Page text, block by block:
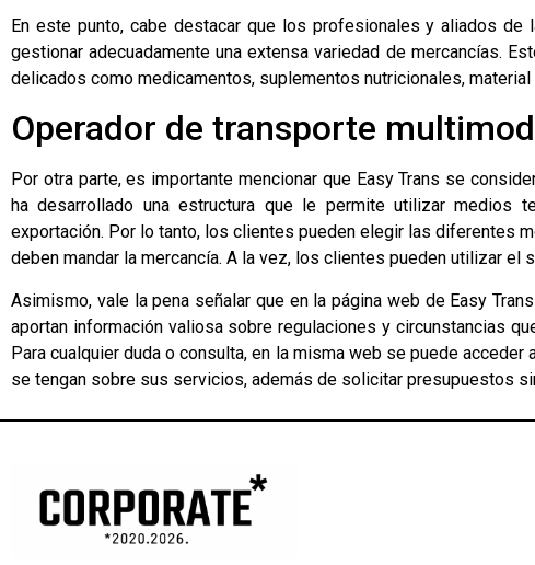
En este punto, cabe destacar que los profesionales y aliados de
gestionar adecuadamente una extensa variedad de mercancías.
delicados como medicamentos, suplementos nutricionales,
Operador de transporte
Por otra parte, es importante mencionar que Easy Trans se
ha desarrollado una estructura que le permite utilizar medios
exportación. Por lo tanto, los clientes pueden elegir las diferentes
deben mandar la mercancía. A la vez, los clientes pueden utilizar el
Asimismo, vale la pena señalar que en la página web de Easy
aportan información valiosa sobre regulaciones y circunstancias
Para cualquier duda o consulta, en la misma web se puede
se tengan sobre sus servicios, además de solicitar presupuestos